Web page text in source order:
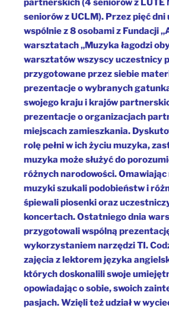
partnerskich (4 seniorów z LUTE
seniorów z UCLM). Przez pięć
wspólnie z 8 osobami z Fundacji
warsztatach „Muzyka łagodzi
warsztatów wszyscy uczestnicy
przygotowane przez siebie
prezentacje o wybranych
swojego kraju i krajów
prezentacje o organizacjach
miejscach zamieszkania.
rolę pełni w ich życiu muzyka,
muzyka może służyć do
różnych narodowości.
muzyki szukali podobieństw i
śpiewali piosenki oraz
koncertach. Ostatniego dnia
przygotowali wspólną
wykorzystaniem narzędzi TI.
zajęcia z lektorem języka
których doskonalili swoje
opowiadając o sobie, swoich
pasjach. Wzięli też udział w